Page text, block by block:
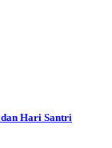
Hari Santri